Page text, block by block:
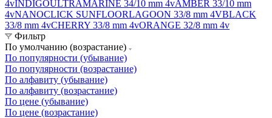
4vINDIGOULTRAMARINE 34/10 mm 4vAMBER 33/10 mm
4vNANOCLICK SUNFLOORLAGOON 33/8 mm 4VBLACK
33/8 mm 4vCHERRY 33/8 mm 4vORANGE 32/8 mm 4v
Фильтр
По умолчанию (возрастание)
По популярности (убывание)
По популярности (возрастание)
По алфавиту (убывание)
По алфавиту (возрастание)
По цене (убывание)
По цене (возрастание)